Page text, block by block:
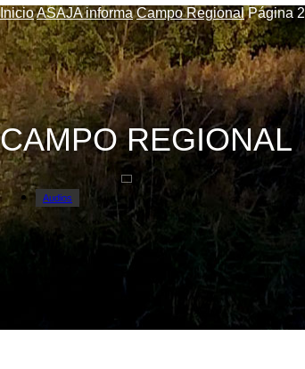
InicioASAJA informa Campo Regional Página 2
CAMPO REGIONAL
Audios
Campo Regional